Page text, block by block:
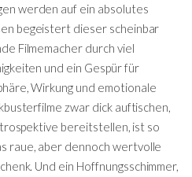
werden auf ein absolutes
begeistert dieser scheinbar
Filmemacher durch viel
und ein Gespür für
Wirkung und emotionale
zwar dick auftischen,
bereitstellen, ist so
raue, aber dennoch wertvolle
Und ein Hoffnungsschimmer,